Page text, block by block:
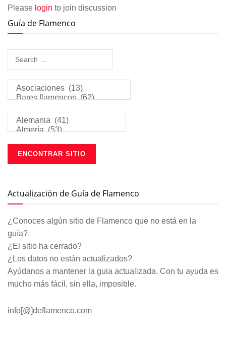
Please login to join discussion
Guía de Flamenco
Actualización de Guía de Flamenco
¿Conoces algún sitio de Flamenco que no está en la
guía?.
¿El sitio ha cerrado?
¿Los datos no están actualizados?
Ayúdanos a mantener la guia actualizada. Con tu ayuda es
mucho más fácil, sin ella, imposible.
info[@]deflamenco.com